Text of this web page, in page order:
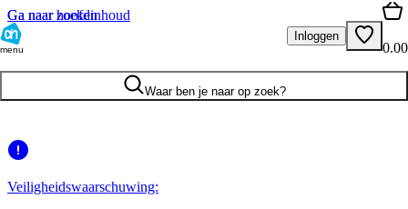
Ga naar hoofdinhoud
Ga naar zoeken
menu
Inloggen
0.00
Waar ben je naar op zoek?
Veiligheidswaarschuwing: